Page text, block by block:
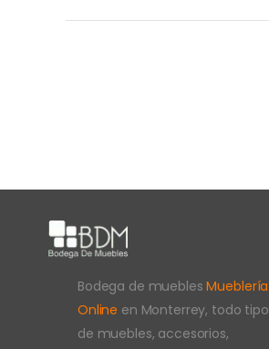
Bodega de mueblesMueblería
Online en Monterrey, todo tipo
de muebles, accesorios,